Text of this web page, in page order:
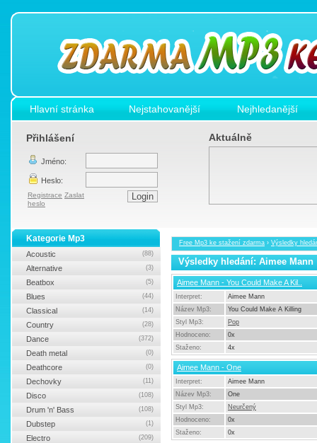
Hlavní stránka Nejstahovanější Nejhledanější
Přihlášení
Jméno:
Heslo:
Registrace Zaslat
heslo
Aktuálně
Free Mp3 ke stažení zdarma › Výsledky
Výsledky hledání: Aimee Mann
Aimee Mann - You Could Make A Kil..
Interpret:
Aimee Mann
Název Mp3:
You Could Make A Killing
Styl Mp3:
Pop
Hodnoceno:
0x
Staženo:
4x
Aimee Mann - One
Interpret:
Aimee Mann
Název Mp3:
One
Styl Mp3:
Neurčený
Hodnoceno:
0x
Staženo:
0x
Kategorie Mp3
Acoustic (88)
Alternative (3)
Beatbox (5)
Blues (44)
Classical (14)
Country (28)
Dance (372)
Death metal (0)
Deathcore (0)
Dechovky (11)
Disco (108)
Drum 'n' Bass (108)
Dubstep (1)
Electro (209)